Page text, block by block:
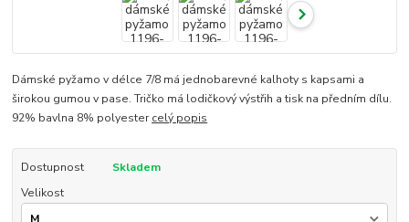
Dámské pyžamo v délce 7/8 má jednobarevné kalhoty s kapsami a
širokou gumou v pase. Tričko má lodičkový výstřih a tisk na předním dílu.
92% bavlna 8% polyestercelý popis
Dostupnost
Skladem
Velikost